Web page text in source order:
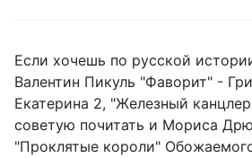
Если хочешь по русской
Валентин Пикуль "Фаворит" -
Екатерина 2, "Железный
советую почитать и Мориса
"Проклятые короли"